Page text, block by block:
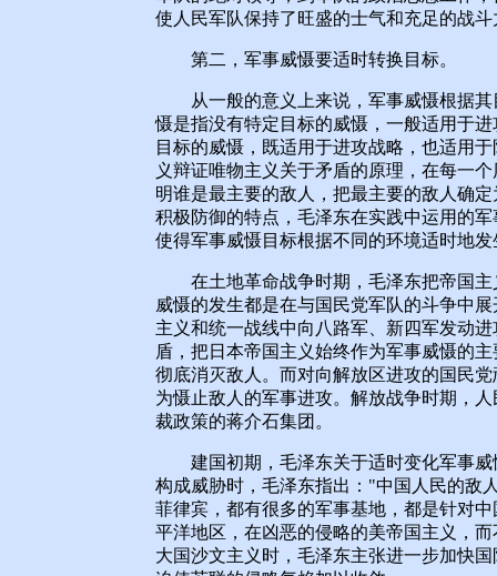
使人民军队保持了旺盛的士气和充足的战
第二，军事威慑要适时转换目标。
从一般的意义上来说，军事威慑根据其
慑是指没有特定目标的威慑，一般适用于
目标的威慑，既适用于进攻战略，也适用
义辩证唯物主义关于矛盾的原理，在每一
明谁是最主要的敌人，把最主要的敌人确
积极防御的特点，毛泽东在实践中运用的
使得军事威慑目标根据不同的环境适时地
在土地革命战争时期，毛泽东把帝国主
威慑的发生都是在与国民党军队的斗争中
主义和统一战线中向八路军、新四军发动
盾，把日本帝国主义始终作为军事威慑的
彻底消灭敌人。而对向解放区进攻的国民
为慑止敌人的军事进攻。解放战争时期，
裁政策的蒋介石集团。
建国初期，毛泽东关于适时变化军事威
构成威胁时，毛泽东指出："中国人民的敌
菲律宾，都有很多的军事基地，都是针对
平洋地区，在凶恶的侵略的美帝国主义，
大国沙文主义时，毛泽东主张进一步加快